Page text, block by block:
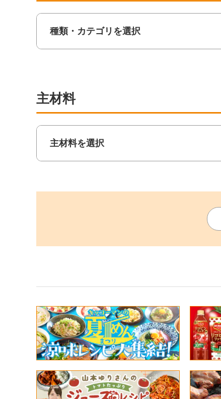
種類・カテゴリを選択
主材料
主材料を選択